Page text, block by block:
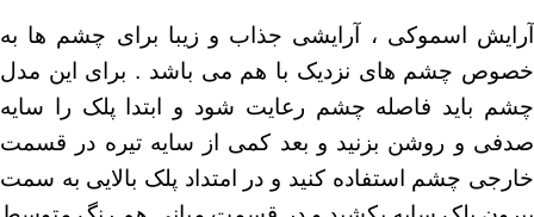
آرایش اسموکی ، آرایشی جذاب و زیبا برای چشم ها به
خصوص چشم های نزدیک با هم می باشد . برای این مدل
چشم باید فاصله چشم رعایت شود و ابتدا پلک را سایه
صدفی و روشن بزنید و بعد کمی از سایه تیره در قسمت
خارجی چشم استفاده کنید و در امتداد پلک بالایی به سمت